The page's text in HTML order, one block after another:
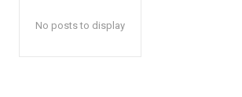
No posts to display